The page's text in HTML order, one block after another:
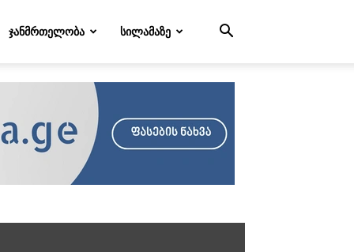
ᲯᲐᲜᲛᲠᲗᲔᲚᲝᲑᲐ ᲡᲘᲚᲐᲛᲐᲖᲔ